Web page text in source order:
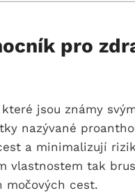
pro
jsou známy
nazývané
a minimalizují
vlastnostem tak
močových cest.